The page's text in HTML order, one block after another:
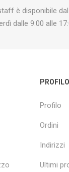
è disponibile
dalle 9:00 alle
PROFILO
Profilo
Ordini
Indirizzi
Ultimi